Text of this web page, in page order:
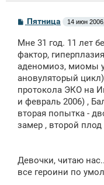
С
о
б
щ
н
и
Пятница 14 июн
Мне 31 год. 11 лет
фактор,
аденомиоз, миомы
ановуляторый
протокола ЭКО на
и февраль 2006) ,
вторая попытка -
замер , второй
Девочки, читаю
все героини по